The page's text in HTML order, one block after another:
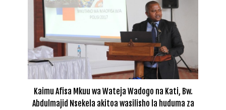
Kaimu Afisa Mkuu wa Wateja Wadogo na Kati, Bw.
Abdulmajid Nsekela akitoa wasilisho la huduma za